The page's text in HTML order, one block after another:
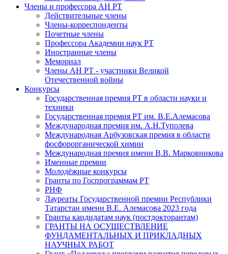
Члены и профессора АН РТ
Действительные члены
Члены-корреспонденты
Почетные члены
Профессора Академии наук РТ
Иностранные члены
Мемориал
Члены АН РТ - участники Великой
Отечественной войны
Конкурсы
Государственная премия РТ в области науки и
техники
Государственная премия РТ им. В.Е.Алемасова
Международная премия им. А.Н.Туполева
Международная Арбузовская премия в области
фосфорорганической химии
Международная премия имени В.В. Марковникова
Именные премии
Молодёжные конкурсы
Гранты по Госпрограммам РТ
РНФ
Лауреаты Государственной премии Республики
Татарстан имени В.Е. Алемасова 2023 года
Гранты кандидатам наук (постдокторантам)
ГРАНТЫ НА ОСУЩЕСТВЛЕНИЕ
ФУНДАМЕНТАЛЬНЫХ И ПРИКЛАДНЫХ
НАУЧНЫХ РАБОТ